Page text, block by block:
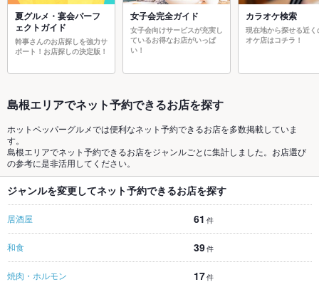
夏グルメ・宴会パーフ
ェクトガイド
幹事さんのお店探しを強力サ
ポート！お店探しの決定版！
女子会完全ガイド
女子会向けサービスが充実し
ているお得なお店がいっぱ
い！
カラオケ検索
現在地から探せる近く
オケ店はコチラ！
島根エリアでネット予約できるお店を探す
ホットペッパーグルメでは便利なネット予約できるお店を多数掲載していま
す。
島根エリアでネット予約できるお店をジャンルごとに集計しました。お店選び
の参考に是非活用してください。
ジャンルを変更してネット予約できるお店を探す
居酒屋 61 件
和食 39件
焼肉・ホルモン 17件